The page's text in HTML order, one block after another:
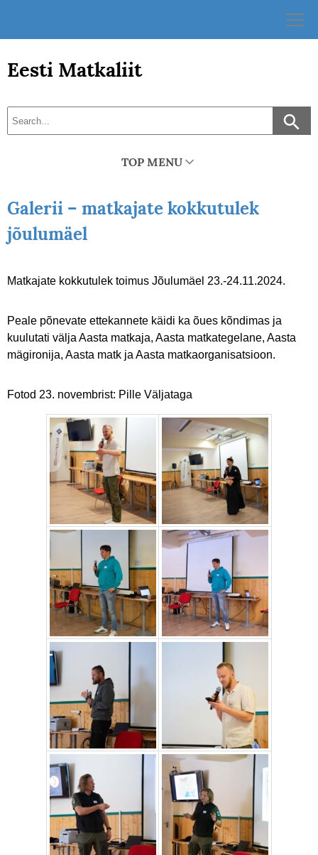
Eesti Matkaliit
TOP MENU
Galerii – matkajate kokkutulek
jõulumäel
Matkajate kokkutulek toimus Jõulumäel 23.-24.11.2024.
Peale põnevate ettekannete käidi ka õues kõndimas ja
kuulutati välja Aasta matkaja, Aasta matkategelane, Aasta
mägironija, Aasta matk ja Aasta matkaorganisatsioon.
Fotod 23. novembrist: Pille Väljataga